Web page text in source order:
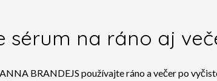
sérum na ráno aj
BRANDEJS používajte ráno a večer po